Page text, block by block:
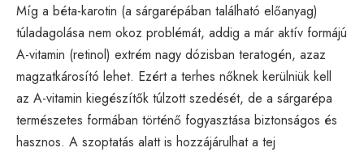
Míg a béta-karotin (a sárgarépában található előanyag)
túladagolása nem okoz problémát, addig a már aktív formájú
A-vitamin (retinol) extrém nagy dózisban teratogén, azaz
magzatkárosító lehet. Ezért a terhes nőknek kerülniük kell
az A-vitamin kiegészítők túlzott szedését, de a sárgarépa
természetes formában történő fogyasztása biztonságos és
hasznos. A szoptatás alatt is hozzájárulhat a tej